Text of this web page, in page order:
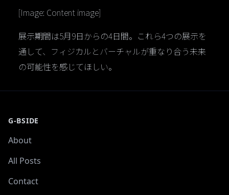
[Image: Content image]
展示期間は5月9日からの4日間。これら4つの展示を
通して、フィジカルとバーチャルが重なり合う未来
の可能性を感じてほしい。
G-BSIDE
About
All Posts
Contact